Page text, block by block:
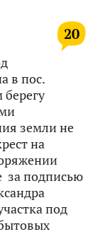
20
в пос.
земли не
на
за подписью
под